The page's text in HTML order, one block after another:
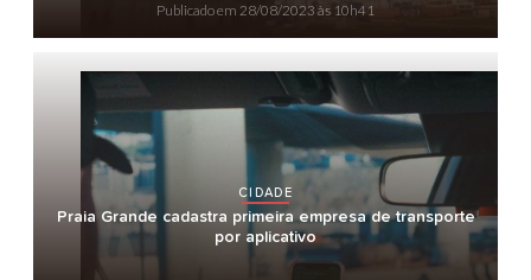
Publicado em 28/08/2023 às 10h41
CIDADE
Praia Grande cadastra primeira empresa de transporte
por aplicativo